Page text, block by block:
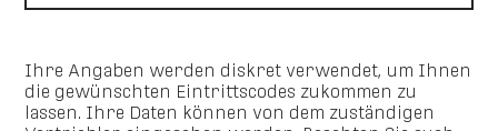
Ihre Angaben werden diskret verwendet, um Ihnen
die gewünschten Eintrittscodes zukommen zu
lassen. Ihre Daten können von dem zuständigen